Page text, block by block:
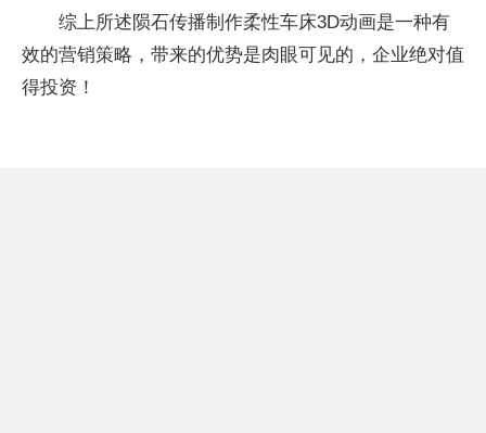
综上所述陨石传播制作柔性车床3D动画是一种有
效的营销策略，带来的优势是肉眼可见的，企业绝对值
得投资！